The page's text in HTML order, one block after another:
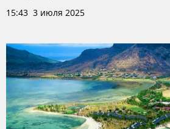
15:43 3 июля 2025